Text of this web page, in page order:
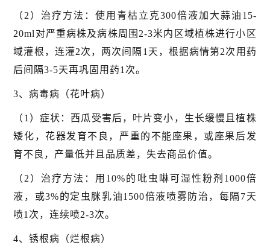
（2）治疗方法：使用青枯立克300倍液加大蒜油15-
20ml对严重病株及病株周围2-3米内区域植株进行小区
域灌根，连灌2次，两次间隔1天，根据病情第2次用药
后间隔3-5天再巩固用药1次。
3、病毒病（花叶病）
（1）症状：西瓜受害后，叶片变小，生长缓慢且植株
矮化，花器发育不良，严重的不能座果，或座果后发
育不良，产量低并且品质差，失去商品价值。
（2）治疗方法：用10%的吡虫啉可湿性粉剂1000倍
液，或3%的定虫脒乳油1500倍液喷雾防治，每隔7天
喷1次，连续喷2-3次。
4、锈根病（烂根病）